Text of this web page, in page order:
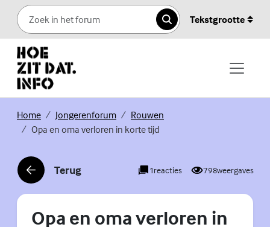
Skip to content
Zoeken
Tekstgrootte
Home(Externe link)
Jongerenforum(Externe link)
Rouwen
Opa en oma verloren in korte tijd
Terug
(Externe link) 1reacties 798weergaves
Opa en oma verloren in